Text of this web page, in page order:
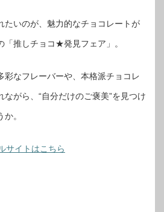
たいのが、魅力的なチョコレートが
「推しチョコ★発見フェア」。
彩なフレーバーや、本格派チョコレ
ながら、“自分だけのご褒美”を見つけ
。
サイトはこちら